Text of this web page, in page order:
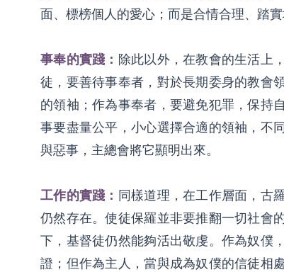
面、標榜個人的愛心；而是合情合理、踏實
事奉的實踐： 除此以外，在教會的生活上
徒，要善待事奉者，對於長期委身的教會
的領袖；作為事奉者，要避免犯罪，保持
事要盡量公平，小心選擇合適的領袖，不
與惡事，主總會將它顯明出來。
工作的實踐： 同樣道理，在工作層面，古
仍然存在。使徒保羅並非要推翻一切社會
下，基督徒仍然能夠活出敬虔。作為奴僕
證；但作為主人，當與成為奴僕的信徒相